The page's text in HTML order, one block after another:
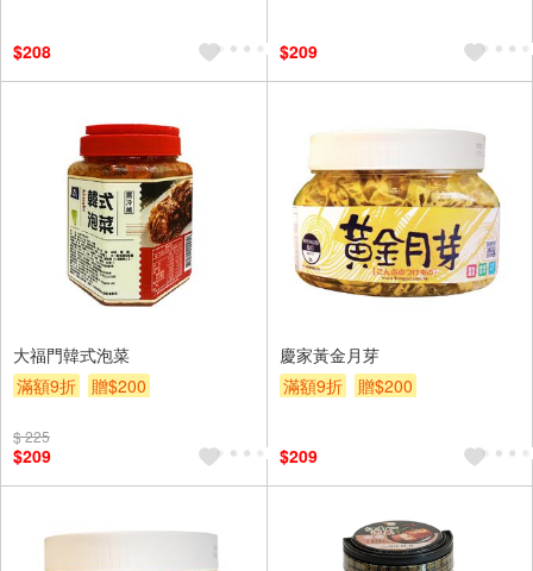
$208 $209
大福門韓式泡菜
滿額9折
贈$200
$ 225
$209
慶家黃金月芽
滿額9折
贈$200
$209